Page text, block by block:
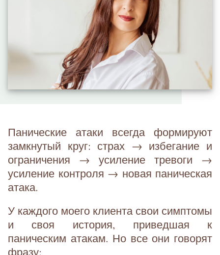
Панические атаки всегда формируют
замкнутый круг: страх → избегание и
ограничения → усиление тревоги →
усиление контроля → новая паническая
атака.
У каждого моего клиента свои симптомы
и своя история, приведшая к
паническим атакам. Но все они говорят
фразу: